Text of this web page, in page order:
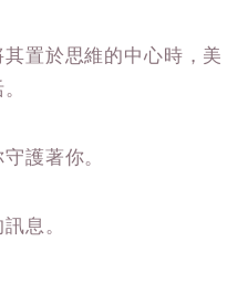
置於思維的中心時，美
護著你。
息。